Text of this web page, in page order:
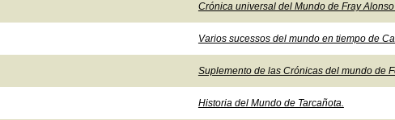
Crónica universal del Mundo de Fray
Varios sucessos del mundo en tiempo de
Suplemento de las Crónicas del mundo de
Historia del Mundo de Tarcañota.